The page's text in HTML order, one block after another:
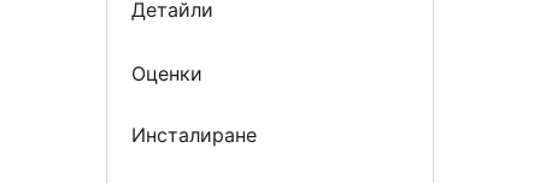
Детайли
Оценки
Инсталиране